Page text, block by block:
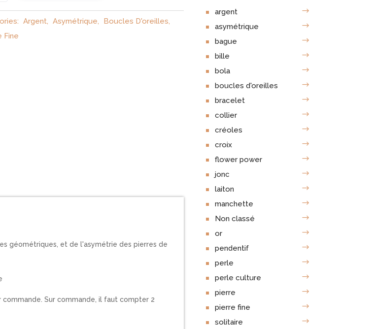
Argent, Asymétrique, Boucles D'oreilles,
Fine
géométriques, et de l'asymétrie des pierres de
Sur commande, il faut compter 2
argent
asymétrique
bague
bille
bola
boucles d'oreilles
bracelet
collier
créoles
croix
flower power
jonc
laiton
manchette
Non classé
or
pendentif
perle
perle culture
pierre
pierre fine
solitaire